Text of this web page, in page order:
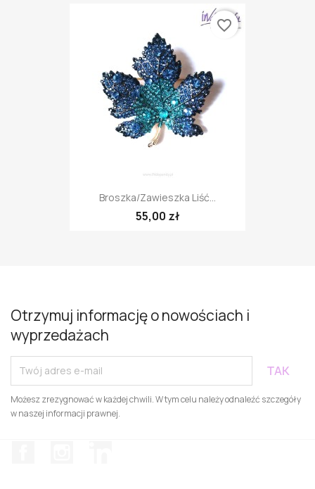
Broszka/zawieszka Liść...
55,00 zł
favorite_border
Otrzymuj informację o nowościach i
wyprzedażach
Możesz zrezygnować w każdej chwili. W tym celu należy odnaleźć szczegóły
w naszej informacji prawnej.